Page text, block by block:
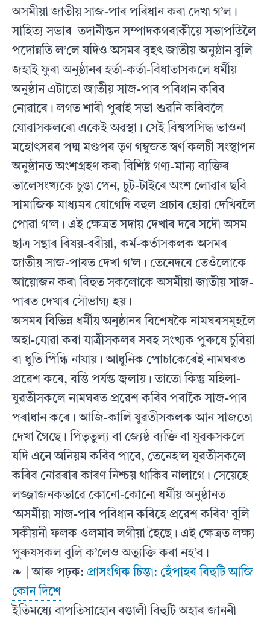
অসমীয়া জাতীয় সাজ-পাৰ পৰিধান কৰা দেখা গ’ল।
সাহিত‍্য সভাৰ তদানীন্তন সম্পাদকগৰাকীয়ে সভাপতিলৈ
পদোন্নতি ল’লে যদিও অসমৰ বৃহৎ জাতীয় অনুষ্ঠান বুলি
জহাই ফুৰা অনুষ্ঠানৰ হৰ্তা-কৰ্তা-বিধাতাসকলে ধৰ্মীয়
অনুষ্ঠান এটাতো জাতীয় সাজ-পাৰ পৰিধান কৰিব
নোৱাৰে। লগত শাৰী পুৰাই সভা শুৱনি কৰিবলৈ
যোৱাসকলৰো একেই অৱস্থা। সেই বিশ্বপ্ৰসিদ্ধ ভাওনা
মহোৎসৱৰ পদ্ম মণ্ডপৰ তৃণ গম্বুজত স্বৰ্ণ কলচী সংস্থাপন
অনুষ্ঠানত অংশগ্ৰহণ কৰা বিশিষ্ট গণ‍্য-মান‍্য ব‍্যক্তিৰ
ভালেসংখ‍্যকে চুঙা পেন, চুট-টাইৰে অংশ লোৱাৰ ছবি
সামাজিক মাধ‍্যমৰ যোগেদি বহুল প্ৰচাৰ হোৱা দেখিবলৈ
পোৱা গ’ল‌। এই ক্ষেত্ৰত সদায় দেখাৰ দৰে সদৌ অসম
ছাত্ৰ সন্থাৰ বিষয়-ববীয়া, কৰ্ম-কৰ্তাসকলক অসমৰ
জাতীয় সাজ-পাৰত দেখা গ’ল। তেনেদৰে তেওঁলোকে
আয়োজন কৰা বিহুত সকলোকে অসমীয়া জাতীয় সাজ-
পাৰত দেখাৰ সৌভাগ‍্য হয়।
অসমৰ বিভিন্ন ধৰ্মীয় অনুষ্ঠানৰ বিশেষকৈ নামঘৰসমূহলৈ
অহা-যোৱা কৰা যাত্ৰীসকলৰ সৰহ সংখ‍্যক পুৰুষে চুৰিয়া
বা ধুতি পিন্ধি নাযায়। আধুনিক পোচাকেৰেই নামঘৰত
প্ৰৱেশ কৰে, বন্তি পৰ্য‍ন্ত জ্বলায়। তাতো কিন্তু মহিলা-
যুৱতীসকলে নামঘৰত প্ৰৱেশ কৰিব পৰাকৈ সাজ-পাৰ
পৰাধান কৰে। আজি-কালি যুৱতীসকলক আন সাজতো
দেখা গৈছে। পিতৃতুল‍্য বা জ‍্যেষ্ঠ ব‍্যক্তি বা যুৱকসকলে
যদি এনে অনিয়ম কৰিব পাৰে, তেনেহ’ল যুৱতীসকলে
কৰিব নোৱৰাৰ কাৰণ নিশ্চয় থাকিব নালাগে। সেয়েহে
লজ্জাজনকভাৱে কোনো-কোনো ধৰ্মীয় অনুষ্ঠানত
‘অসমীয়া সাজ-পাৰ পৰিধান কৰিহে প্ৰৱেশ কৰিব’ বুলি
সকীয়নী ফলক ওলমাব লগীয়া হৈছে। এই ক্ষেত্ৰত লক্ষ‍্য
পুৰুষসকল বুলি ক’লেও অত‍্যুক্তি কৰা নহ’ব।
❧ | আৰু পঢ়ক: প্রাসংগিক চিন্তা: হেঁপাহৰ বিহুটি আজি
কোন দিশে
ইতিমধ‍্যে বাপতিসাহোন ৰঙালী বিহুটি অহাৰ জাননী